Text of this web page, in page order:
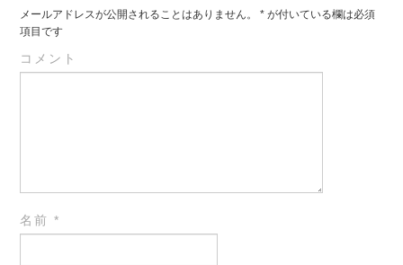
メールアドレスが公開されることはありません。 * が付いている欄は必須
項目です
コメント
名前*